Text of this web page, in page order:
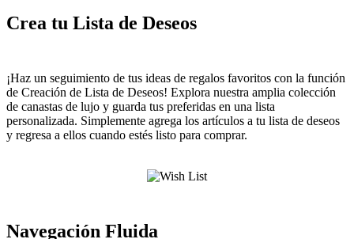
Crea tu Lista de Deseos
¡Haz un seguimiento de tus ideas de regalos favoritos con la función
de Creación de Lista de Deseos! Explora nuestra amplia colección
de canastas de lujo y guarda tus preferidas en una lista
personalizada. Simplemente agrega los artículos a tu lista de deseos
y regresa a ellos cuando estés listo para comprar.
Navegación Fluida